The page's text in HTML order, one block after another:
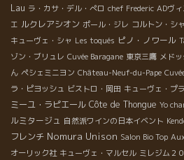
Lau ラ・カサ・デル・ぺロ chef Frederic ADヴ
エ ルクレアシオン ポール・ジレ コルトン・シ
キューヴェ・シャ Les toqués ピノ・ノワール
ゾン・ブリュレ Cuvée Baragane 東京三鷹 メド
ん ペシェミニヨン Château-Neuf-du-Pape
ラ・ピヨッシュ ビストロ・岡田 キューヴェ・プ
ミーユ・ラピエール Côte de Thongue Yo
ルミタージュ 自然派ワインの日本イベント
フレンチ Nomura Unison Salon Bio Top
オーリック社 キューヴェ・マルセル ミレジム２